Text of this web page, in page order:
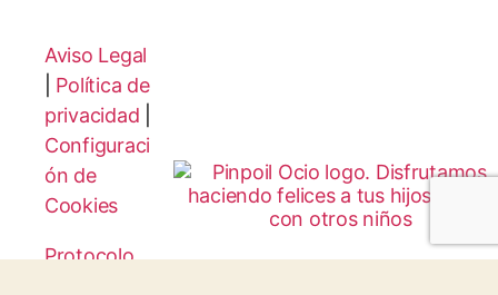
Aviso Legal
Política de
privacidad
Configuraci
ón de
Cookies
Protocolo